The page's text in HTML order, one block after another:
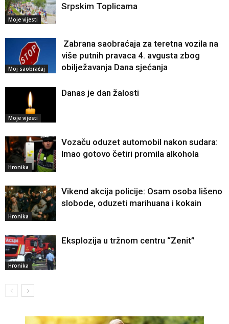
Moje vijesti
Srpskim Toplicama
Moj saobraćaj
Zabrana saobraćaja za teretna vozila na
više putnih pravaca 4. avgusta zbog
obilježavanja Dana sjećanja
Moje vijesti
Danas je dan žalosti
Hronika
Vozaču oduzet automobil nakon sudara:
Imao gotovo četiri promila alkohola
Hronika
Vikend akcija policije: Osam osoba lišeno
slobode, oduzeti marihuana i kokain
Hronika
Eksplozija u tržnom centru “Zenit”